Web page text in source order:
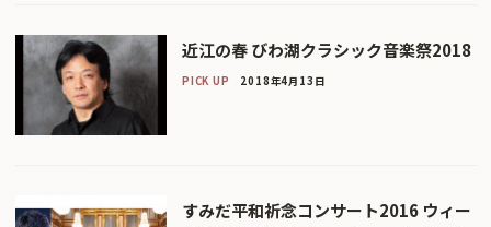
近江の春 びわ湖クラシック音楽祭2018
PICK UP 2018年4月13日
すみだ平和祈念コンサート2016 ウィー